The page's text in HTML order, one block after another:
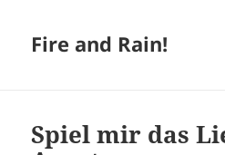
Fire and Rain!
Spiel mir das